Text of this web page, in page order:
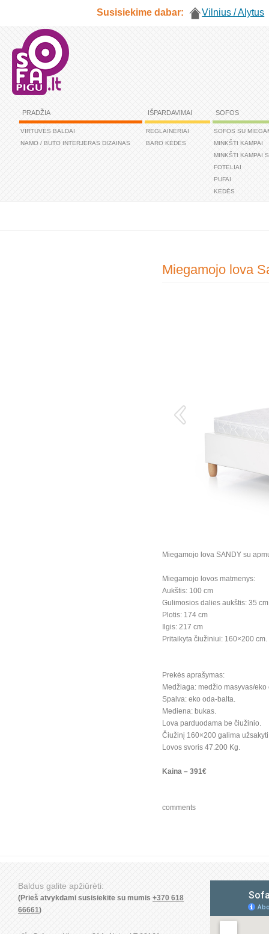
Susisiekime dabar: Vilnius / Alytus
PRADŽIA
VIRTUVĖS BALDAI
NAMO / BUTO INTERJERAS DIZAINAS
IŠPARDAVIMAI
REGLAINERIAI
BARO KĖDĖS
SOFOS
SOFOS SU
MINKŠTI KAMPAI
MINKŠTI KAMPAI
FOTELIAI
PUFAI
KĖDĖS
Miegamojo lova
Miegamojo lova SANDY su
Miegamojo lovos matmenys:
Aukštis: 100 cm
Gulimosios dalies aukštis: 35 cm
Plotis: 174 cm
Ilgis: 217 cm
Pritaikyta čiužiniui: 160×200 cm.
Prekės aprašymas:
Medžiaga: medžio masyvas/eko
Spalva: eko oda-balta.
Mediena: bukas.
Lova parduodama be čiužinio.
Čiužinį 160×200 galima
Lovos svoris 47.200 Kg.
Kaina – 391€
comments
Baldus galite apžiūrėti:
(Prieš atvykdami susisiekite su mumis +370 618
66661)